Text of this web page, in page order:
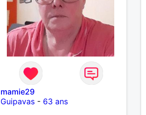
mamie29
Guipavas- 63 ans